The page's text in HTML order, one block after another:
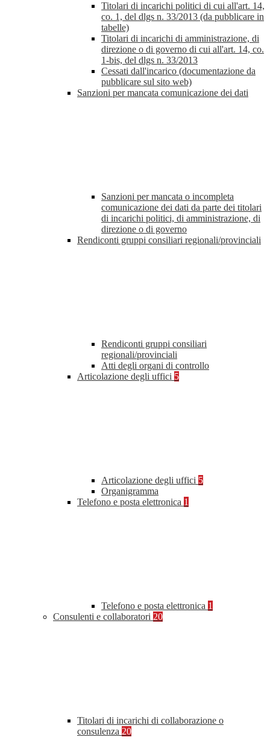
Titolari di incarichi politici di cui all'art. 14,
co. 1, del dlgs n. 33/2013 (da pubblicare in
tabelle)
Titolari di incarichi di amministrazione, di
direzione o di governo di cui all'art. 14, co.
1-bis, del dlgs n. 33/2013
Cessati dall'incarico (documentazione da
pubblicare sul sito web)
Sanzioni per mancata comunicazione dei dati
Sanzioni per mancata o incompleta
comunicazione dei dati da parte dei titolari
di incarichi politici, di amministrazione, di
direzione o di governo
Rendiconti gruppi consiliari regionali/provinciali
Rendiconti gruppi consiliari
regionali/provinciali
Atti degli organi di controllo
Articolazione degli uffici 5
Articolazione degli uffici 5
Organigramma
Telefono e posta elettronica 1
Telefono e posta elettronica 1
Consulenti e collaboratori 20
Titolari di incarichi di collaborazione o
consulenza 20